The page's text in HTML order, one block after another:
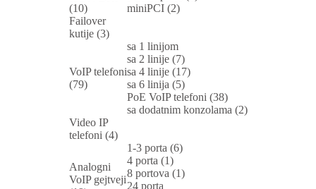
(10)
miniPCI (2)
Failover
kutije (3)
VoIP telefoni
(79)
sa 1 linijom
sa 2 linije (7)
sa 4 linije (17)
sa 6 linija (5)
PoE VoIP telefoni (38)
sa dodatnim konzolama (2)
Video IP
telefoni (4)
Analogni
VoIP gejtveji
1-3 porta (6)
4 porta (1)
8 portova (1)
24 porta